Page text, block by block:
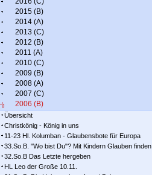
2015 (B)
2014 (A)
2013 (C)
2012 (B)
2011 (A)
2010 (C)
2009 (B)
2008 (A)
2007 (C)
2006 (B)
Übersicht
Christkönig - König in uns
11-23 Hl. Kolumban - Glaubensbote für Europa
33.So.B. "Wo bist Du"? Mit Kindern Glauben finden
32.So.B Das Letzte hergeben
HL Leo der Große 10.11.